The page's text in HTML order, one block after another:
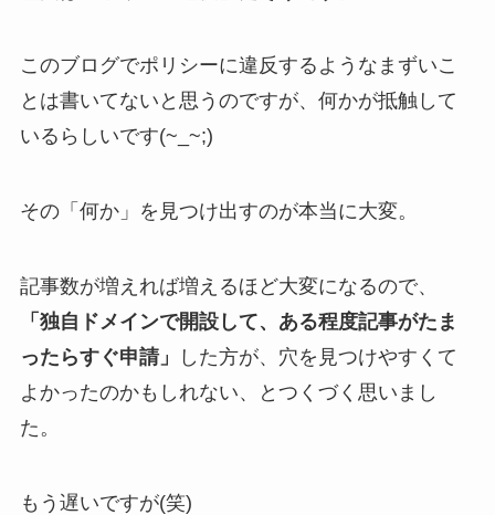
このブログでポリシーに違反するようなまずいこ
とは書いてないと思うのですが、何かが抵触して
いるらしいです(~_~;)
その「何か」を見つけ出すのが本当に大変。
記事数が増えれば増えるほど大変になるので、
「独自ドメインで開設して、ある程度記事がたま
ったらすぐ申請」
した方が、穴を見つけやすくて
よかったのかもしれない、とつくづく思いまし
た。
もう遅いですが(笑)